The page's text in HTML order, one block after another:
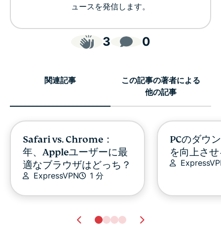
ュースを発信します。
3 0
関連記事
この記事の著者による
他の記事
Safari vs. Chrome：
年、Appleユーザーに最
適なブラウザはどっち？
ExpressVPN 1 分
PCのダウ
を向上さ